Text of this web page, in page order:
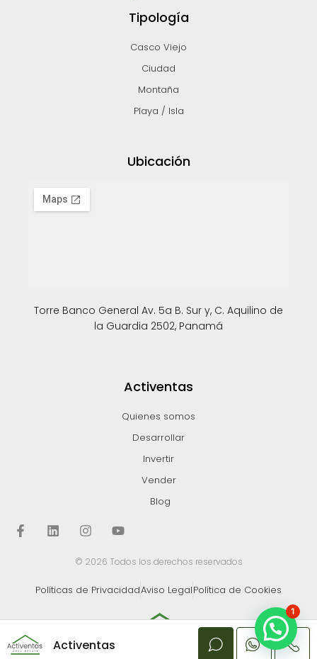
Tipología
Casco Viejo
Ciudad
Montaña
Playa / Isla
Ubicación
Torre Banco General Av. 5a B. Sur y, C. Aquilino de
la Guardia 2502, Panamá
Activentas
Quienes somos
Desarrollar
Invertir
Vender
Blog
© 2026 Todos los derechos reservados
Políticas de PrivacidadAviso LegalPolítica de Cookies
Activentas
1